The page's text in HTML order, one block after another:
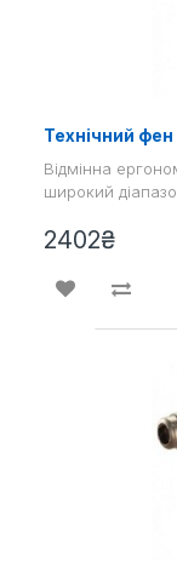
Технічний
Відмінна
широкий
2402₴